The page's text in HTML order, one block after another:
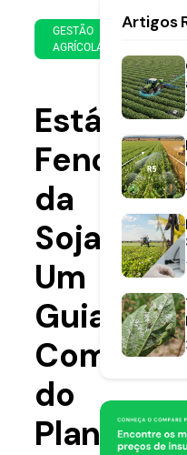
GESTÃO
AGRÍCOLA
de
de
2022
Estádios
da
Soja:
Um
Guia
do
Plantio
Artigos